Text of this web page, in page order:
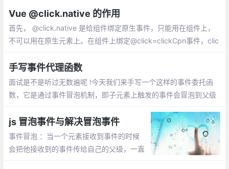
的mouseleave事件压根儿就没有执行。
Vue @click.native 的作用
首先， @click.native 是给组件绑定原生事件，只能用在组件上，
不可以用在原生元素上。在组件上绑定@click=clickCpn事件，clic
手写事件代理函数
面试是不是听过无数遍呢 !今天我们来手写一个这样的事件委托函
数，它是通过事件冒泡机制，即子元素上触发的事件会冒泡到父级
js 冒泡事件与解决冒泡事件
事件冒泡 ：当一个元素接收到事件的时候
会把他接收到的事件传给自己的父级，一直